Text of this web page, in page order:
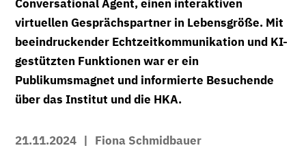
Conversational Agent, einen interaktiven
virtuellen Gesprächspartner in Lebensgröße. Mit
beeindruckender Echtzeitkommunikation und KI-
gestützten Funktionen war er ein
Publikumsmagnet und informierte Besuchende
über das Institut und die HKA.
21.11.2024 | Fiona Schmidbauer